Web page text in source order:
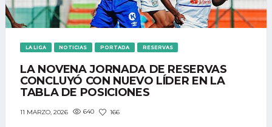
LA LIGA NOTICIAS PORTADA RESERVAS
LA NOVENA JORNADA DE RESERVAS
CONCLUYÓ CON NUEVO LÍDER EN LA
TABLA DE POSICIONES
11 MARZO, 2026 640 166